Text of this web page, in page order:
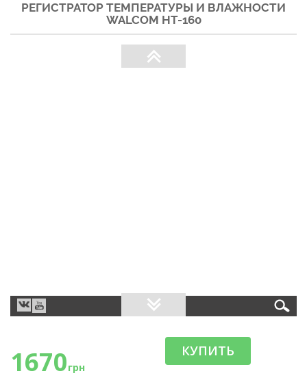
РЕГИСТРАТОР ТЕМПЕРАТУРЫ И ВЛАЖНОСТИ
WALCOM HT-160
1670грн
КУПИТЬ